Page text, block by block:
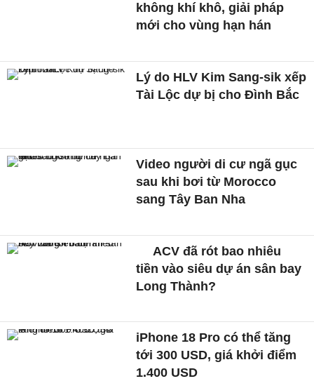
không khí khô, giải pháp
mới cho vùng hạn hán
Lý do HLV Kim Sang-sik xếp
Tài Lộc dự bị cho Đình Bắc
Video người di cư ngã gục
sau khi bơi từ Morocco
sang Tây Ban Nha
ACV đã rót bao nhiêu
tiền vào siêu dự án sân bay
Long Thành?
iPhone 18 Pro có thể tăng
tới 300 USD, giá khởi điểm
1.400 USD